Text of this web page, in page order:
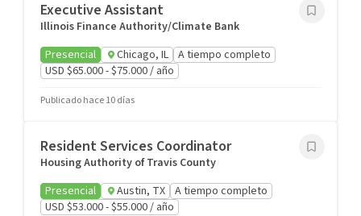
Executive Assistant
Illinois Finance Authority/Climate Bank
Presencial
Chicago, IL A tiempo completo
USD $65.000 - $75.000 / año
Publicado hace 10 días
Resident Services Coordinator
Housing Authority of Travis County
Presencial
Austin, TX A tiempo completo
USD $53.000 - $55.000 / año